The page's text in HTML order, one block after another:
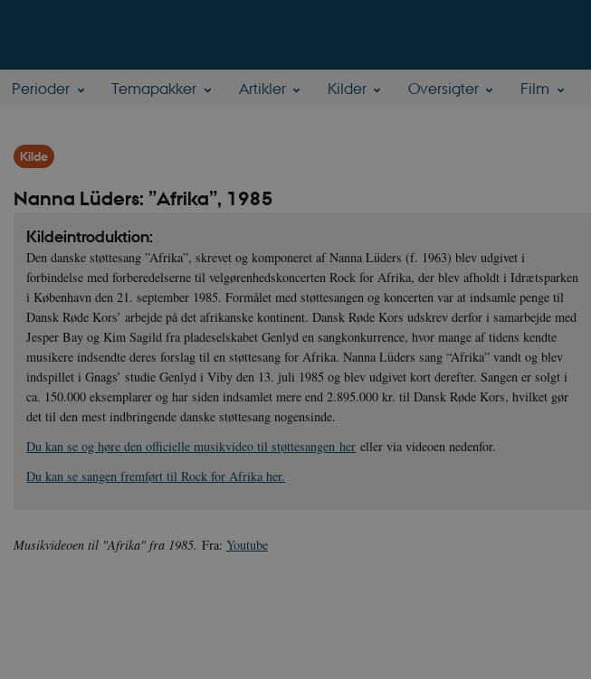
Perioder Temapakker Artikler Kilder Oversigter Film
Kilde
Nanna Lüders: ”Afrika”, 1985
Kildeintroduktion:
Den danske støttesang ”Afrika”, skrevet og komponeret af Nanna Lüders (f. 1963) blev udgivet i
forbindelse med forberedelserne til velgørenhedskoncerten Rock for Afrika, der blev afholdt i Idrætsparken
i København den 21. september 1985. Formålet med støttesangen og koncerten var at indsamle penge til
Dansk Røde Kors’ arbejde på det afrikanske kontinent. Dansk Røde Kors udskrev derfor i samarbejde med
Jesper Bay og Kim Sagild fra pladeselskabet Genlyd en sangkonkurrence, hvor mange af tidens kendte
musikere indsendte deres forslag til en støttesang for Afrika. Nanna Lüders sang “Afrika” vandt og blev
indspillet i Gnags’ studie Genlyd i Viby den 13. juli 1985 og blev udgivet kort derefter. Sangen er solgt i
ca. 150.000 eksemplarer og har siden indsamlet mere end 2.895.000 kr. til Dansk Røde Kors, hvilket gør
det til den mest indbringende danske støttesang nogensinde.
Du kan se og høre den officielle musikvideo til støttesangen her eller via videoen nedenfor.
Du kan se sangen fremført til Rock for Afrika her.
Musikvideoen til "Afrika" fra 1985. Fra: Youtube